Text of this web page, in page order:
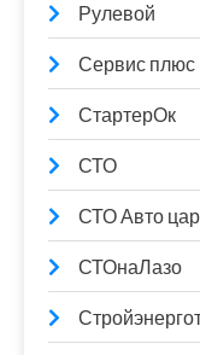
Рулевой
Сервис плюс
СтартерОк
СТО
СТО Авто
СТОнаЛазо